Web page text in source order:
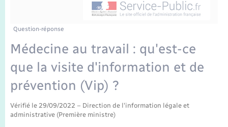
Etat-civil - Papiers - Citoyenneté
Mariage – PACS
Parrainage civil
Recensement
Loisirs
Nouvel habitant
Transports scolaires
Travaux - Autorisation d’occupation de l’espace
Compétences
Plan interactif
Présentation de la commune
Publications
Question-réponse
Médecine au travail : qu'est-ce
que la visite d'information et de
prévention (Vip) ?
Vérifié le 29/09/2022 – Direction de l'information légale et
administrative (Première ministre)